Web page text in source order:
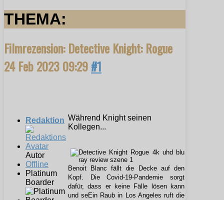
THEMA:
Filmrezension: Detective Knight: Rogue
24 Feb 2023 09:29#1
Redaktion
Autor
Offline
Platinum
Boarder
Während Knight seinen
Kollegen...
Benoit Blanc fällt die Decke auf den
Kopf. Die Covid-19-Pandemie sorgt
dafür, dass er keine Fälle lösen kann
und seEin Raub in Los Angeles ruft die